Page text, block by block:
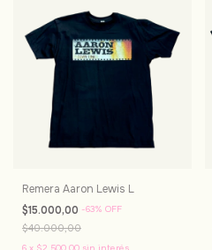
Remera Aaron Lewis L
$15.000,00 -63% OFF
$40.000,00
6 x $2.500,00 sin interés